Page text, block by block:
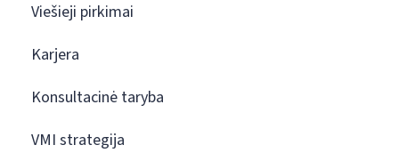
Viešieji pirkimai
Karjera
Konsultacinė taryba
VMI strategija